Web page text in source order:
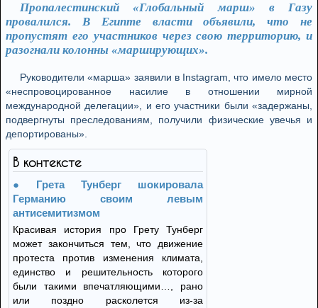
Пропалестинский «Глобальный марш» в Газу
провалился. В Египте власти объявили, что не
пропустят его участников через свою территорию, и
разогнали колонны «марширующих».
Руководители «марша» заявили в Instagram, что имело место
«неспровоцированное насилие в отношении мирной
международной делегации», и его участники были «задержаны,
подвергнуты преследованиям, получили физические увечья и
депортированы».
В контексте
Грета Тунберг шокировала
Германию своим левым
антисемитизмом
Красивая история про Грету Тунберг
может закончиться тем, что движение
протеста против изменения климата,
единство и решительность которого
были такими впечатляющими…, рано
или поздно расколется из-за